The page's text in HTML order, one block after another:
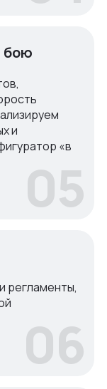
бою
и
«в
05
регламенты,
06